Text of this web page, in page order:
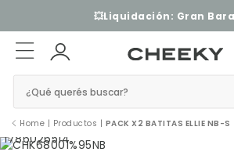
3 cuotas sin interés​ ​
¿Qué querés buscar?
Home | Productos | PACK X2 BATITAS ELLIE NB-S